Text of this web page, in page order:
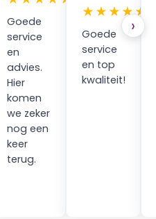
Goede
service
en
advies.
Hier
komen
we zeker
nog een
keer
terug.
★★★★★
Goede
service
en top
kwaliteit!
›